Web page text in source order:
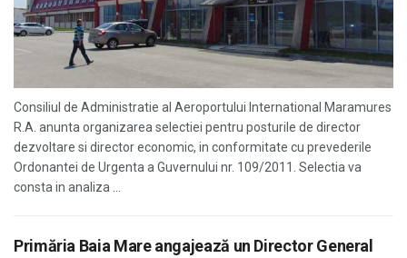
Consiliul de Administratie al Aeroportului International Maramures
R.A. anunta organizarea selectiei pentru posturile de director
dezvoltare si director economic, in conformitate cu prevederile
Ordonantei de Urgenta a Guvernului nr. 109/2011. Selectia va
consta in analiza ...
Primăria Baia Mare angajează un Director General